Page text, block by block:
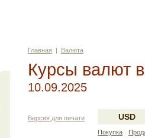
Главная | Валюта
Курсы валют
10.09.2025
Версия для печати USD
Покупка